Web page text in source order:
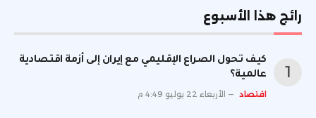
رائج هذا الأسبوع
كيف تحول الصراع الإقليمي مع إيران إلى أزمة اقتصادية
عالمية؟
اقتصاد الأربعاء 22 يوليو 4:49 م